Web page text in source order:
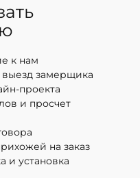
к нам
выезд замерщика
проекта
и просчет
на заказ
и установка